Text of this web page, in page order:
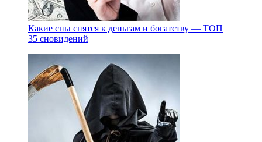
Какие сны снятся к деньгам и богатству — ТОП
35 сновидений